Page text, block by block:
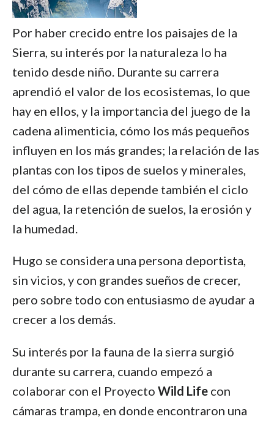
Por haber crecido entre los paisajes de la
Sierra, su interés por la naturaleza lo ha
tenido desde niño. Durante su carrera
aprendió el valor de los ecosistemas, lo que
hay en ellos, y la importancia del juego de la
cadena alimenticia, cómo los más pequeños
influyen en los más grandes; la relación de las
plantas con los tipos de suelos y minerales,
del cómo de ellas depende también el ciclo
del agua, la retención de suelos, la erosión y
la humedad.
Hugo se considera una persona deportista,
sin vicios, y con grandes sueños de crecer,
pero sobre todo con entusiasmo de ayudar a
crecer a los demás.
Su interés por la fauna de la sierra surgió
durante su carrera, cuando empezó a
colaborar con el Proyecto Wild Life con
cámaras trampa, en donde encontraron una